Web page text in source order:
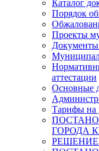
Каталог
Порядок
Проекты
Документы
аттестации
Основные
Тарифы
ГОРОДА